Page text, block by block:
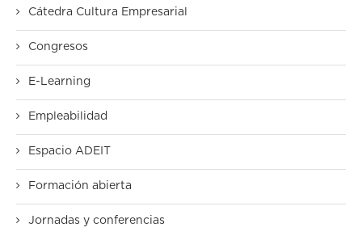
Cátedra Cultura Empresarial
Congresos
E-Learning
Empleabilidad
Espacio ADEIT
Formación abierta
Jornadas y conferencias